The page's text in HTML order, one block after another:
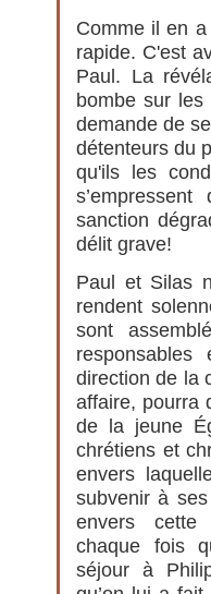
Comme il en
rapide. C'est
Paul. La
bombe sur
demande de
détenteurs du
qu'ils les
sanction
délit grave!
Paul et Silas
rendent
sont
direction de la
affaire, pourra
de la jeune
chrétiens et
envers
subvenir à
envers cette
chaque fois
séjour à